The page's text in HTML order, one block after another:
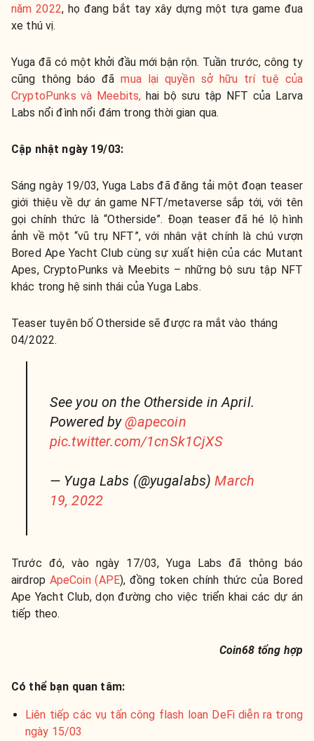
năm 2022, họ đang bắt tay xây dựng một tựa game đua
xe thú vị.
Yuga đã có một khởi đầu mới bận rộn. Tuần trước, công ty
cũng thông báo đãmua lại quyền sở hữu trí tuệ của
CryptoPunks và Meebits, hai bộ sưu tập NFT của Larva
Labs nổi đình nổi đám trong thời gian qua.
Cập nhật ngày 19/03:
Sáng ngày 19/03, Yuga Labs đã đăng tải một đoạn teaser
giới thiệu về dự án game NFT/metaverse sắp tới, với tên
gọi chính thức là “Otherside”. Đoạn teaser đã hé lộ hình
ảnh về một “vũ trụ NFT”, với nhân vật chính là chú vượn
Bored Ape Yacht Club cùng sự xuất hiện của các Mutant
Apes, CryptoPunks và Meebits – những bộ sưu tập NFT
khác trong hệ sinh thái của Yuga Labs.
Teaser tuyên bố Otherside sẽ được ra mắt vào tháng
04/2022.
See you on the Otherside in April.
Powered by@apecoin
pic.twitter.com/1cnSk1CjXS
— Yuga Labs (@yugalabs)March
19, 2022
Trước đó, vào ngày 17/03, Yuga Labs đã thông báo
airdrop ApeCoin (APE), đồng token chính thức của Bored
Ape Yacht Club, dọn đường cho việc triển khai các dự án
tiếp theo.
Coin68 tổng hợp
Có thể bạn quan tâm:
Liên tiếp các vụ tấn công flash loan DeFi diễn ra trong
ngày 15/03